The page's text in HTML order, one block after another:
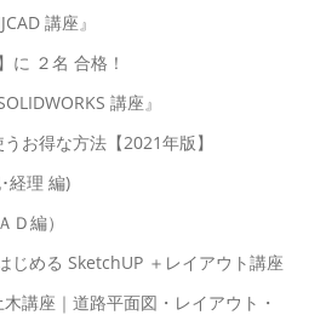
講座』
に ２名 合格！
講座』
お得な方法【2021年版】
経理 編)
Ｄ編）
じめる SketchUP ＋レイアウト講座
講座｜道路平面図・レイアウト・